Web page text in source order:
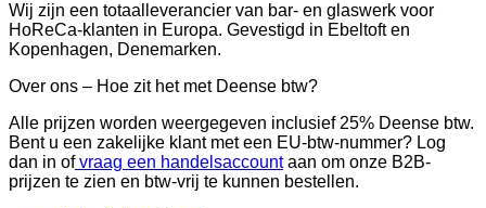
Wij zijn een totaalleverancier van bar- en glaswerk voor
HoReCa-klanten in Europa. Gevestigd in Ebeltoft en
Kopenhagen, Denemarken.
Over ons – Hoe zit het met Deense btw?
Alle prijzen worden weergegeven inclusief 25% Deense btw.
Bent u een zakelijke klant met een EU-btw-nummer? Log
dan in ofvraag een handelsaccountaan om onze B2B-
prijzen te zien en btw-vrij te kunnen bestellen.